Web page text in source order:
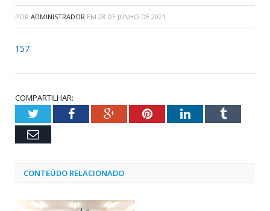
POR ADMINISTRADOR EM 28 DE JUNHO DE 2021
157
COMPARTILHAR:
TwitterFacebookGoogle+PinterestLinkedInTumblr
Email
CONTEÚDO RELACIONADO